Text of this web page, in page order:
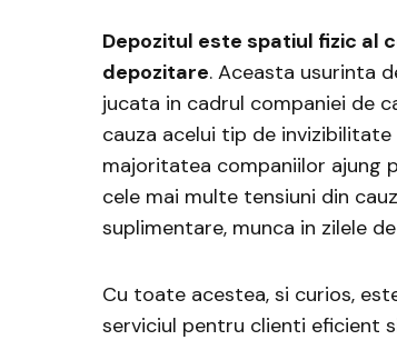
Depozitul este spatiul fizic al
depozitare. Aceasta usurinta
jucata in cadrul companiei de
cauza acelui tip de
majoritatea companiilor ajung
cele mai multe tensiuni din
suplimentare, munca in zilele
Cu toate acestea, si curios,
serviciul pentru clienti eficient